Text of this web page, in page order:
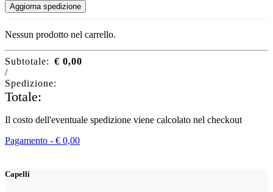
Aggiorna spedizione
Nessun prodotto nel carrello.
Subtotale: € 0,00
/
Spedizione:
Totale:
Il costo dell'eventuale spedizione viene calcolato nel checkout
Pagamento - € 0,00
Capelli